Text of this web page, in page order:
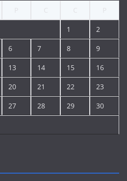
1 2
6 7 8 9
13 14 15 16
20 21 22 23
27 28 29 30